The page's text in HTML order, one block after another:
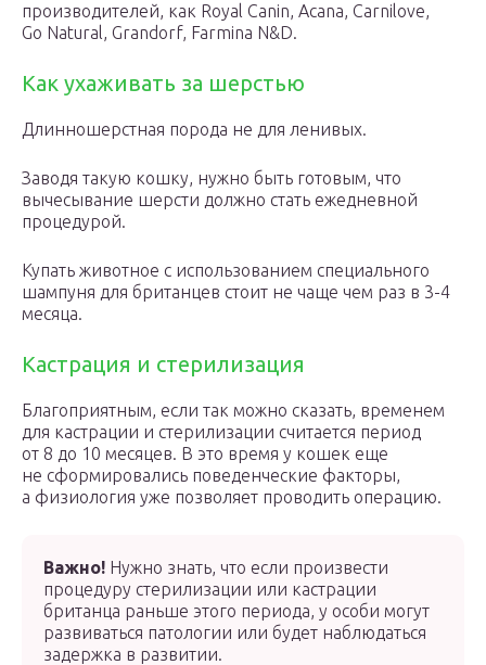
производителей, как Royal Canin, Acana, Carnilove,
Go Natural, Grandorf, Farmina N&D.
Как ухаживать за шерстью
Длинношерстная порода не для ленивых.
Заводя такую кошку, нужно быть готовым, что
вычесывание шерсти должно стать ежедневной
процедурой.
Купать животное с использованием специального
шампуня для британцев стоит не чаще чем раз в 3-4
месяца.
Кастрация и стерилизация
Благоприятным, если так можно сказать, временем
для кастрации и стерилизации считается период
от 8 до 10 месяцев. В это время у кошек еще
не сформировались поведенческие факторы,
а физиология уже позволяет проводить операцию.
Важно! Нужно знать, что если произвести
процедуру стерилизации или кастрации
британца раньше этого периода, у особи могут
развиваться патологии или будет наблюдаться
задержка в развитии.